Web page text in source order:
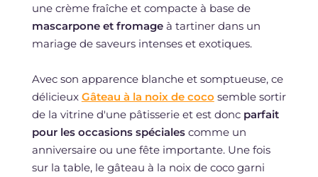
une crème fraîche et compacte à base de
mascarpone et fromageà tartiner dans un
mariage de saveurs intenses et exotiques.
Avec son apparence blanche et somptueuse, ce
délicieux Gâteau à la noix de coco semble sortir
de la vitrine d'une pâtisserie et est donc parfait
pour les occasions spécialescomme un
anniversaire ou une fête importante. Une fois
sur la table, le gâteau à la noix de coco garni